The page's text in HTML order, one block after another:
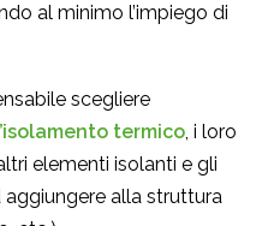
al minimo l’impiego di
scegliere
termico, i loro
elementi isolanti e gli
aggiungere alla struttura